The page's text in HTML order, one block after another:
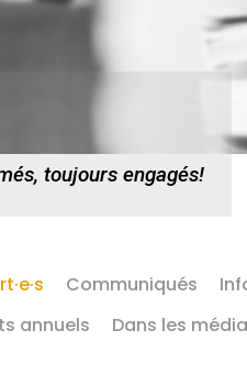
toujours engagés!
Communiqués
annuels Dans les